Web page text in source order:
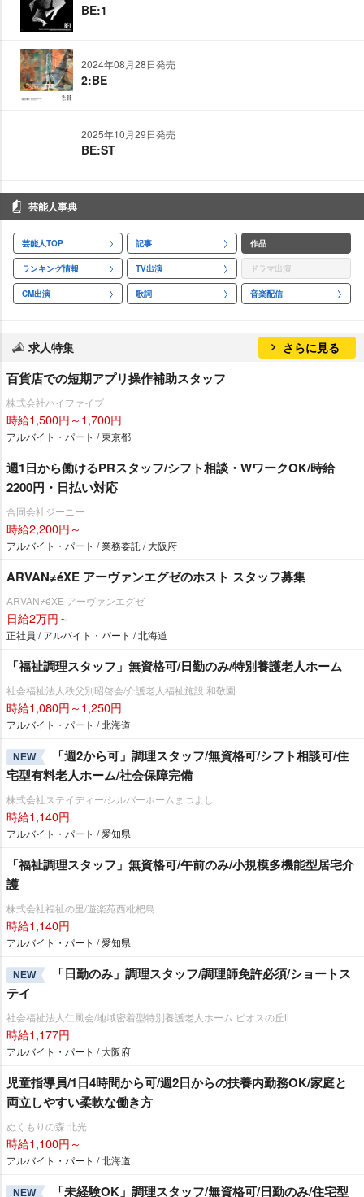
BE:1
2024年08月28日発売
2:BE
2025年10月29日発売
BE:ST
芸能人事典
芸能人TOP 記事 作品
ランキング情報 TV出演 ドラマ出演
CM出演 歌詞 音楽配信
求人特集 さらに見る
百貨店での短期アプリ操作補助スタッフ
株式会社ハイファイブ
時給1,500円～1,700円
アルバイト・パート / 東京都
週1日から働けるPRスタッフ/シフト相談・WワークOK/時給
2200円・日払い対応
合同会社ジーニー
時給2,200円～
アルバイト・パート / 業務委託 / 大阪府
ARVAN≠éXE アーヴァンエグゼのホスト スタッフ募集
ARVAN≠éXE アーヴァンエグゼ
日給2万円～
正社員 / アルバイト・パート / 北海道
「福祉調理スタッフ」無資格可/日勤のみ/特別養護老人ホーム
社会福祉法人秩父別昭啓会/介護老人福祉施設 和敬園
時給1,080円～1,250円
アルバイト・パート / 北海道
NEW
「週2から可」調理スタッフ/無資格可/シフト相談可/住
宅型有料老人ホーム/社会保障完備
株式会社ステイディー/シルバーホームまつよし
時給1,140円
アルバイト・パート / 愛知県
「福祉調理スタッフ」無資格可/午前のみ/小規模多機能型居宅介
護
株式会社福祉の里/遊楽苑西枇杷島
時給1,140円
アルバイト・パート / 愛知県
NEW
「日勤のみ」調理スタッフ/調理師免許必須/ショートス
テイ
社会福祉法人仁風会/地域密着型特別養護老人ホーム ビオスの丘Ⅱ
時給1,177円
アルバイト・パート / 大阪府
児童指導員/1日4時間から可/週2日からの扶養内勤務OK/家庭と
両立しやすい柔軟な働き方
ぬくもりの森 北光
時給1,100円～
アルバイト・パート / 北海道
NEW 「未経験OK」調理スタッフ/無資格可/日勤のみ/住宅型